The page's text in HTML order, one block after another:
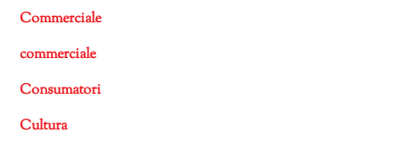
Commerciale
commerciale
Consumatori
Cultura